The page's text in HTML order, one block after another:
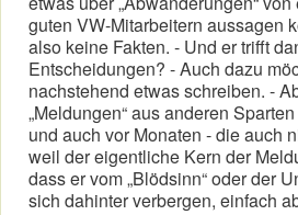
guten VW-Mitarbeitern aussagen
also keine Fakten. - Und er trifft
Entscheidungen? - Auch dazu
nachstehend etwas schreiben. -
„Meldungen“ aus anderen
und auch vor Monaten - die auch
weil der eigentliche Kern der
dass er vom „Blödsinn“ oder der
sich dahinter verbergen, einfach